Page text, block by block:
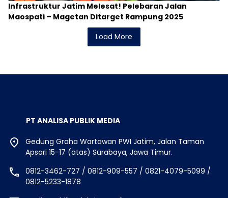
Infrastruktur Jatim Melesat! Pelebaran Jalan
Maospati – Magetan Ditarget Rampung 2025
Load More
PT ANALISA PUBLIK MEDIA
Gedung Graha Wartawan PWI Jatim, Jalan Taman
Apsari 15-17 (atas) Surabaya, Jawa Timur.
0812-3462-727 / 0812-909-557 / 0821-4079-5099 /
0812-5233-1878